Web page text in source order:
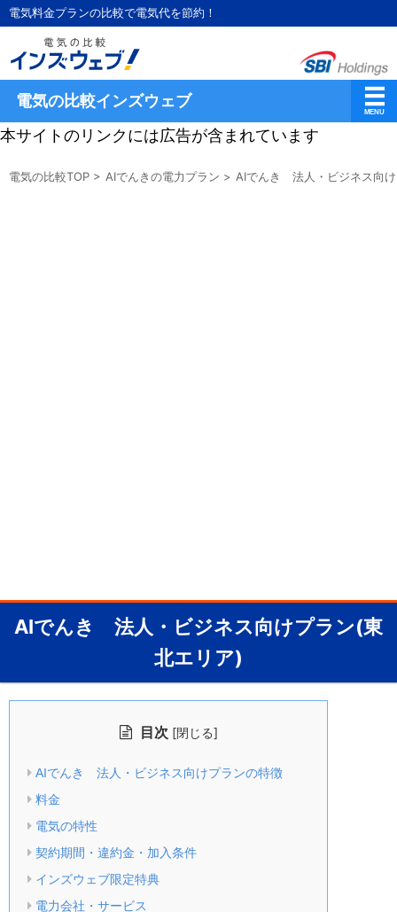
電気料金プランの比較で電気代を節約！
電気の比較インズウェブ
本サイトのリンクには広告が含まれています
電気の比較TOP > AIでんきの電力プラン > AIでんき 法人・ビジネス向
AIでんき 法人・ビジネス向けプラン(東
北エリア)
目次 [閉じる]
AIでんき 法人・ビジネス向けプランの特徴
料金
電気の特性
契約期間・違約金・加入条件
インズウェブ限定特典
電力会社・サービス